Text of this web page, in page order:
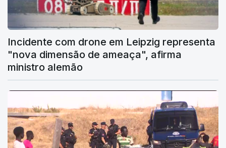
Incidente com drone em Leipzig representa
"nova dimensão de ameaça", afirma
ministro alemão